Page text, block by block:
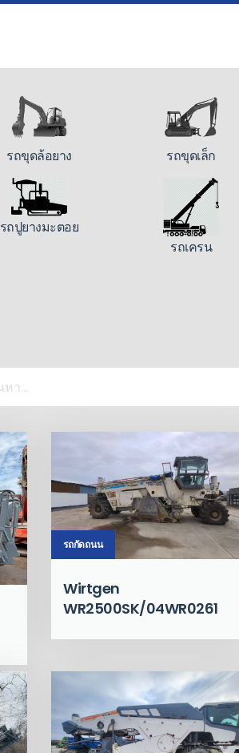
รถขุดล้อยาง รถขุดเล็ก
รถปูยางมะตอย
รถเครน
รถกัดถนน
Wirtgen
WR2500SK/04WR0261